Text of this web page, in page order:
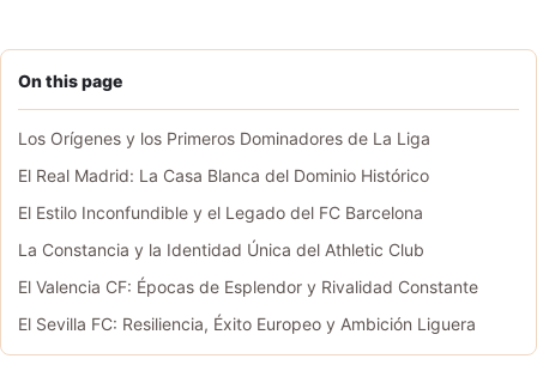
On this page
Los Orígenes y los Primeros Dominadores de La Liga
El Real Madrid: La Casa Blanca del Dominio Histórico
El Estilo Inconfundible y el Legado del FC Barcelona
La Constancia y la Identidad Única del Athletic Club
El Valencia CF: Épocas de Esplendor y Rivalidad Constante
El Sevilla FC: Resiliencia, Éxito Europeo y Ambición Liguera